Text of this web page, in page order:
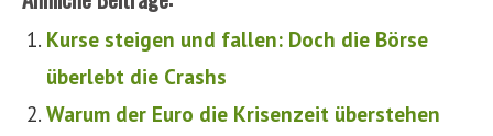
Kurse steigen und fallen: Doch die Börse
überlebt die Crashs
Warum der Euro die Krisenzeit überstehen